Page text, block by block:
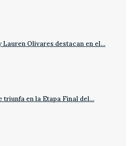
Lauren Olivares destacan en el…
triunfa en la Etapa Final del…